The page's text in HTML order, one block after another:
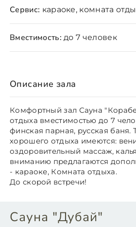
Сервис: караоке, комната
Вместимость: до 7 человек
Описание зала
Комфортный зал Сауна
отдыха вместимостью до 7
финская парная, русская баня.
хорошего отдыха имеются:
оздоровительный массаж,
вниманию предлагаются
- караоке, Комната отдыха.
До скорой встречи!
Сауна "Дубай"